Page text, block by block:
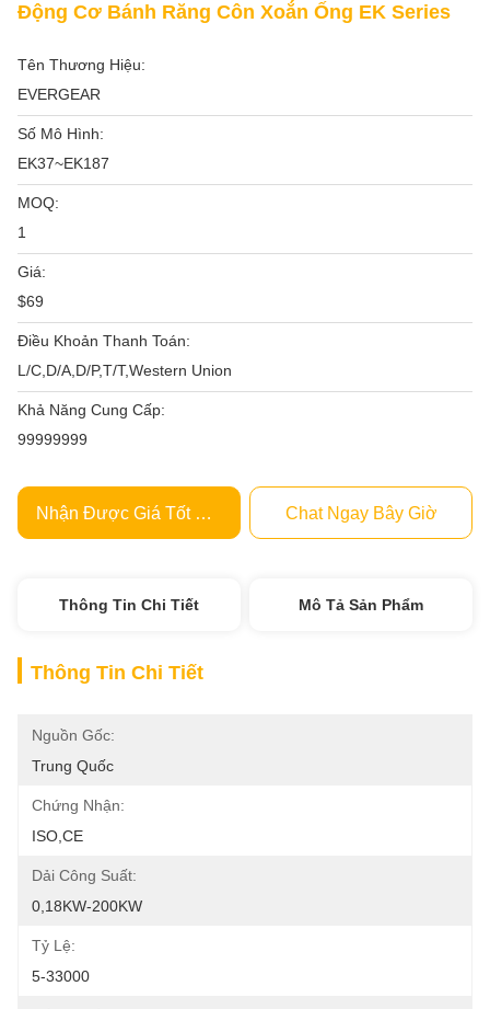
Động Cơ Bánh Răng Côn Xoắn Ống EK Series
Tên Thương Hiệu:
EVERGEAR
Số Mô Hình:
EK37~EK187
MOQ:
1
Giá:
$69
Điều Khoản Thanh Toán:
L/C,D/A,D/P,T/T,Western Union
Khả Năng Cung Cấp:
99999999
Nhận Được Giá Tốt Nhất Chat Ngay Bây Giờ
Thông Tin Chi Tiết Mô Tả Sản Phẩm
Thông Tin Chi Tiết
Nguồn Gốc:
Trung Quốc
Chứng Nhận:
ISO,CE
Dải Công Suất:
0,18KW-200KW
Tỷ Lệ:
5-33000